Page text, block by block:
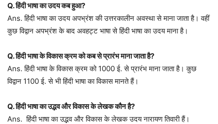
Q. हिंदी भाषा का उदय कब हुआ?
Ans. हिंदी भाषा का उदय अपभ्रंश की उत्तरकालीन अवस्था से माना जाता है। वहीं
कुछ विद्वान अपभ्रंश के बाद अवहट्ट भाषा से हिंदी भाषा का उदय माना है।
Q. हिंदी भाषा के विकास क्रम को कब से प्रारंभ माना जाता है?
Ans. हिंदी भाषा के विकास क्रम को 1000 ई. से प्रारंभ माना जाता है। कुछ
विद्वान 1100 ई. से भी हिंदी भाषा का विकास मानते हैं।
Q. हिंदी भाषा का उद्भव और विकास के लेखक कौन है?
Ans. हिंदी भाषा का उद्भव और विकास के लेखक उदय नारायण तिवारी हैं।